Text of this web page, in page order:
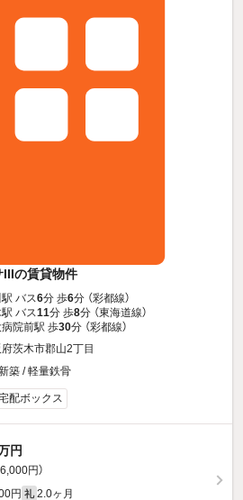
の賃貸物件
バス6分 歩6分 （彩都線）
バス11分 歩8分 （東海道線）
院前駅 歩30分 （彩都線）
府茨木市郡山2丁目
築 / 軽量鉄骨
配ボックス
円
円）
円 礼 2.0ヶ月